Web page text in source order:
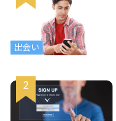
出会い